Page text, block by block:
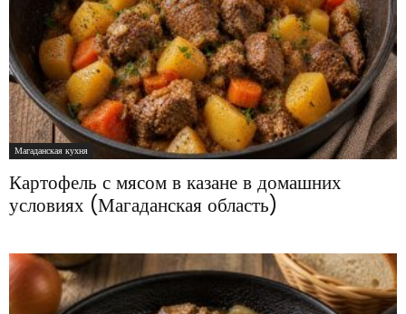
Магаданская кухня
Картофель с мясом в казане в домашних
условиях (Магаданская область)